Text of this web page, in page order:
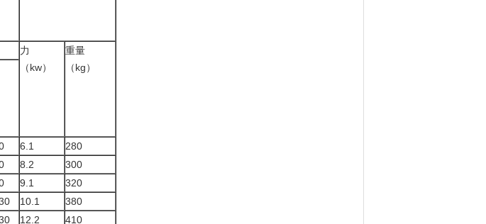
力
（kw）
重量
（kg）
6.1
280
8.2
300
9.1
320
10.1
380
12.2
410